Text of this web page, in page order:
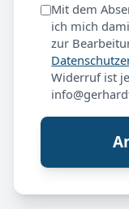
Mit dem
ich mich
zur
Widerruf ist